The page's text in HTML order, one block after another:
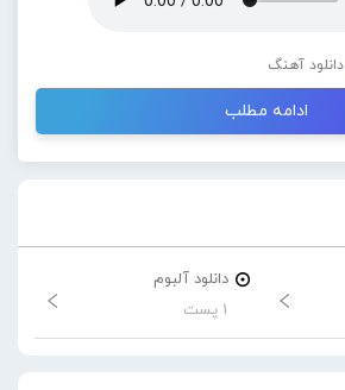
دانلود آهنگ
ادامه مطلب
دانلود آلبوم
1 پست